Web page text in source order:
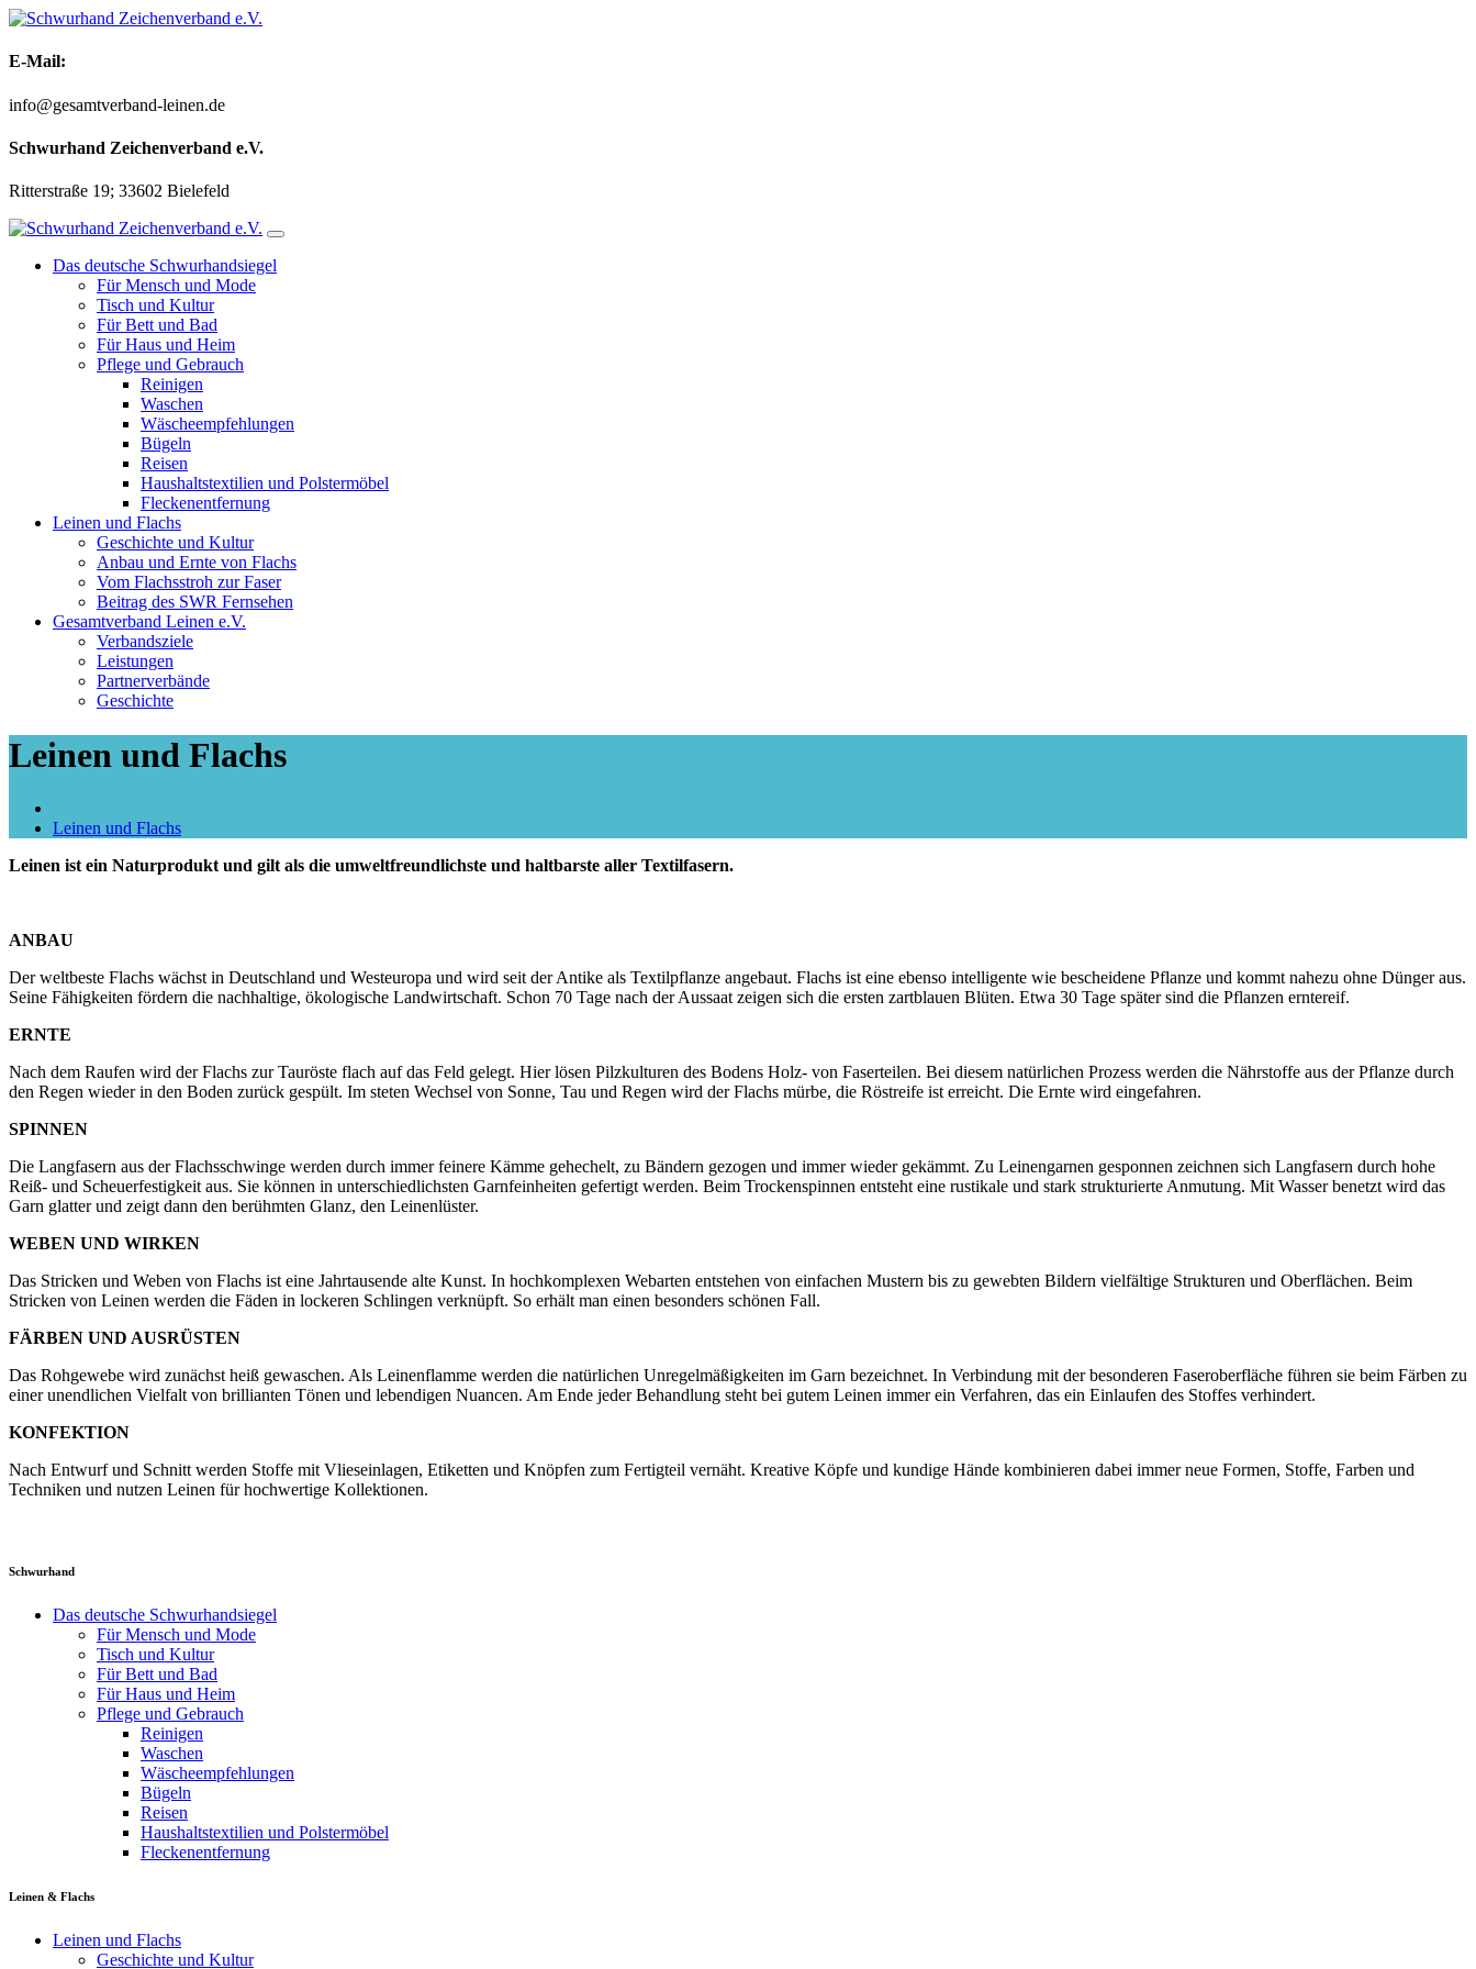
Zum
springen
E-Mail:
info@gesamtverband-leinen.de
Schwurhand Zeichenverband e.V.
Ritterstraße 19; 33602 Bielefeld
Das deutsche Schwurhandsiegel
Für Mensch und Mode
Tisch und Kultur
Für Bett und Bad
Für Haus und Heim
Pflege und Gebrauch
Reinigen
Waschen
Wäscheempfehlungen
Bügeln
Reisen
Haushaltstextilien und Polstermöbel
Fleckenentfernung
Leinen und Flachs
Geschichte und Kultur
Anbau und Ernte von Flachs
Vom Flachsstroh zur Faser
Beitrag des SWR Fernsehen
Gesamtverband Leinen e.V.
Verbandsziele
Leistungen
Partnerverbände
Geschichte
Leinen und Flachs
Leinen und Flachs
Leinen ist ein Naturprodukt und gilt als die umweltfreundlichste und haltbarste aller Textilfasern.
ANBAU
Der weltbeste Flachs wächst in Deutschland und Westeuropa und wird seit der Antike als Textilpflanze angebaut. Flachs ist eine ebenso intelligente wie bescheidene Pflanze und kommt nahezu ohne Dünger aus.
Seine Fähigkeiten fördern die nachhaltige, ökologische Landwirtschaft. Schon 70 Tage nach der Aussaat zeigen sich die ersten zartblauen Blüten. Etwa 30 Tage später sind die Pflanzen erntereif.
ERNTE
Nach dem Raufen wird der Flachs zur Tauröste flach auf das Feld gelegt. Hier lösen Pilzkulturen des Bodens Holz- von Faserteilen. Bei diesem natürlichen Prozess werden die Nährstoffe aus der Pflanze durch
den Regen wieder in den Boden zurück gespült. Im steten Wechsel von Sonne, Tau und Regen wird der Flachs mürbe, die Röstreife ist erreicht. Die Ernte wird eingefahren.
SPINNEN
Die Langfasern aus der Flachsschwinge werden durch immer feinere Kämme gehechelt, zu Bändern gezogen und immer wieder gekämmt. Zu Leinengarnen gesponnen zeichnen sich Langfasern durch hohe
Reiß- und Scheuerfestigkeit aus. Sie können in unterschiedlichsten Garnfeinheiten gefertigt werden. Beim Trockenspinnen entsteht eine rustikale und stark strukturierte Anmutung. Mit Wasser benetzt wird das
Garn glatter und zeigt dann den berühmten Glanz, den Leinenlüster.
WEBEN UND WIRKEN
Das Stricken und Weben von Flachs ist eine Jahrtausende alte Kunst. In hochkomplexen Webarten entstehen von einfachen Mustern bis zu gewebten Bildern vielfältige Strukturen und Oberflächen. Beim
Stricken von Leinen werden die Fäden in lockeren Schlingen verknüpft. So erhält man einen besonders schönen Fall.
FÄRBEN UND AUSRÜSTEN
Das Rohgewebe wird zunächst heiß gewaschen. Als Leinenflamme werden die natürlichen Unregelmäßigkeiten im Garn bezeichnet. In Verbindung mit der besonderen Faseroberfläche führen sie beim Färben zu
einer unendlichen Vielfalt von brillianten Tönen und lebendigen Nuancen. Am Ende jeder Behandlung steht bei gutem Leinen immer ein Verfahren, das ein Einlaufen des Stoffes verhindert.
KONFEKTION
Nach Entwurf und Schnitt werden Stoffe mit Vlieseinlagen, Etiketten und Knöpfen zum Fertigteil vernäht. Kreative Köpfe und kundige Hände kombinieren dabei immer neue Formen, Stoffe, Farben und
Techniken und nutzen Leinen für hochwertige Kollektionen.
Schwurhand
Das deutsche Schwurhandsiegel
Für Mensch und Mode
Tisch und Kultur
Für Bett und Bad
Für Haus und Heim
Pflege und Gebrauch
Reinigen
Waschen
Wäscheempfehlungen
Bügeln
Reisen
Haushaltstextilien und Polstermöbel
Fleckenentfernung
Leinen & Flachs
Leinen und Flachs
Geschichte und Kultur